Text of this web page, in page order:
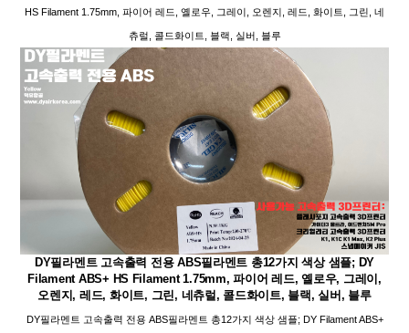
HS Filament 1.75mm, 파이어 레드, 옐로우, 그레이, 오렌지, 레드, 화이트, 그린, 네
츄럴, 콜드화이트, 블랙, 실버, 블루
DY필라멘트 고속출력 전용 ABS필라멘트 총12가지 색상 샘플; DY
Filament ABS+ HS Filament 1.75mm, 파이어 레드, 옐로우, 그레이,
오렌지, 레드, 화이트, 그린, 네츄럴, 콜드화이트, 블랙, 실버, 블루
DY필라멘트 고속출력 전용 ABS필라멘트 총12가지 색상 샘플; DY Filament ABS+